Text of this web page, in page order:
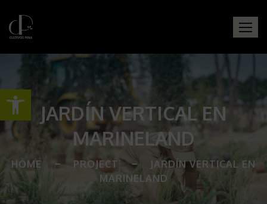
Abrir barra de herramientas
JARDÍN VERTICAL EN
MARINELAND
HOME PROJECT
JARDÍN VERTICAL EN
MARINELAND